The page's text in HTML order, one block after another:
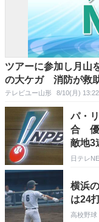
ツアーに参加し月山
の大ケガ 消防が
テレビユー山形 8/10(月) 13:22
パ・
合 優
敵地3
天も
日テレ
横浜
は24
高校野球